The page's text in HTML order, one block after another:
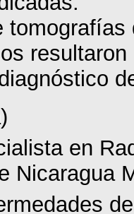
en
Nicaragua